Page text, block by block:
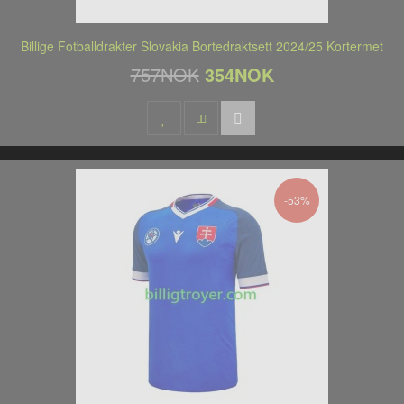
Billige Fotballdrakter Slovakia Bortedraktsett 2024/25 Kortermet
757NOK 354NOK
-53%